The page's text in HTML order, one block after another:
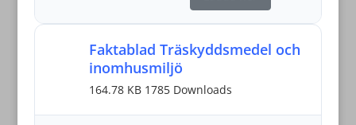
Faktablad Träskyddsmedel och
inomhusmiljö
164.78 KB 1785 Downloads